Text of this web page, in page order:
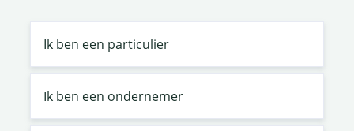
Ik ben een particulier
Ik ben een ondernemer